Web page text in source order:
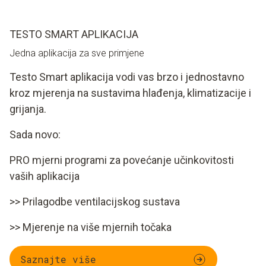
TESTO SMART APLIKACIJA
Jedna aplikacija za sve primjene
Testo Smart aplikacija vodi vas brzo i jednostavno
kroz mjerenja na sustavima hlađenja, klimatizacije i
grijanja.
Sada novo:
PRO mjerni programi za povećanje učinkovitosti
vaših aplikacija
>> Prilagodbe ventilacijskog sustava
>> Mjerenje na više mjernih točaka
Saznajte više